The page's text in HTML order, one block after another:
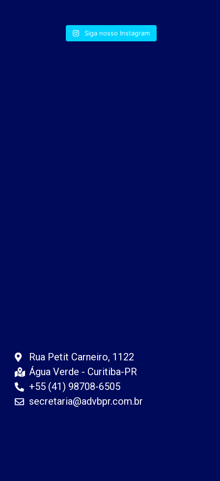
Siga nosso Instagram
Rua Petit Carneiro, 1122
Água Verde - Curitiba-PR
+55 (41) 98708-6505
secretaria@advbpr.com.br